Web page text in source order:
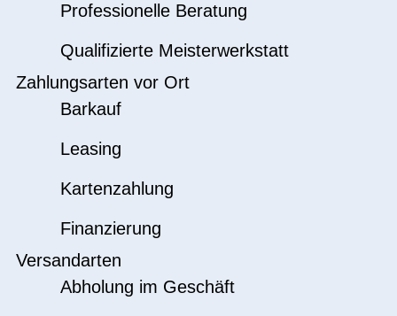
Professionelle Beratung
Qualifizierte Meisterwerkstatt
Zahlungsarten vor Ort
Barkauf
Leasing
Kartenzahlung
Finanzierung
Versandarten
Abholung im Geschäft